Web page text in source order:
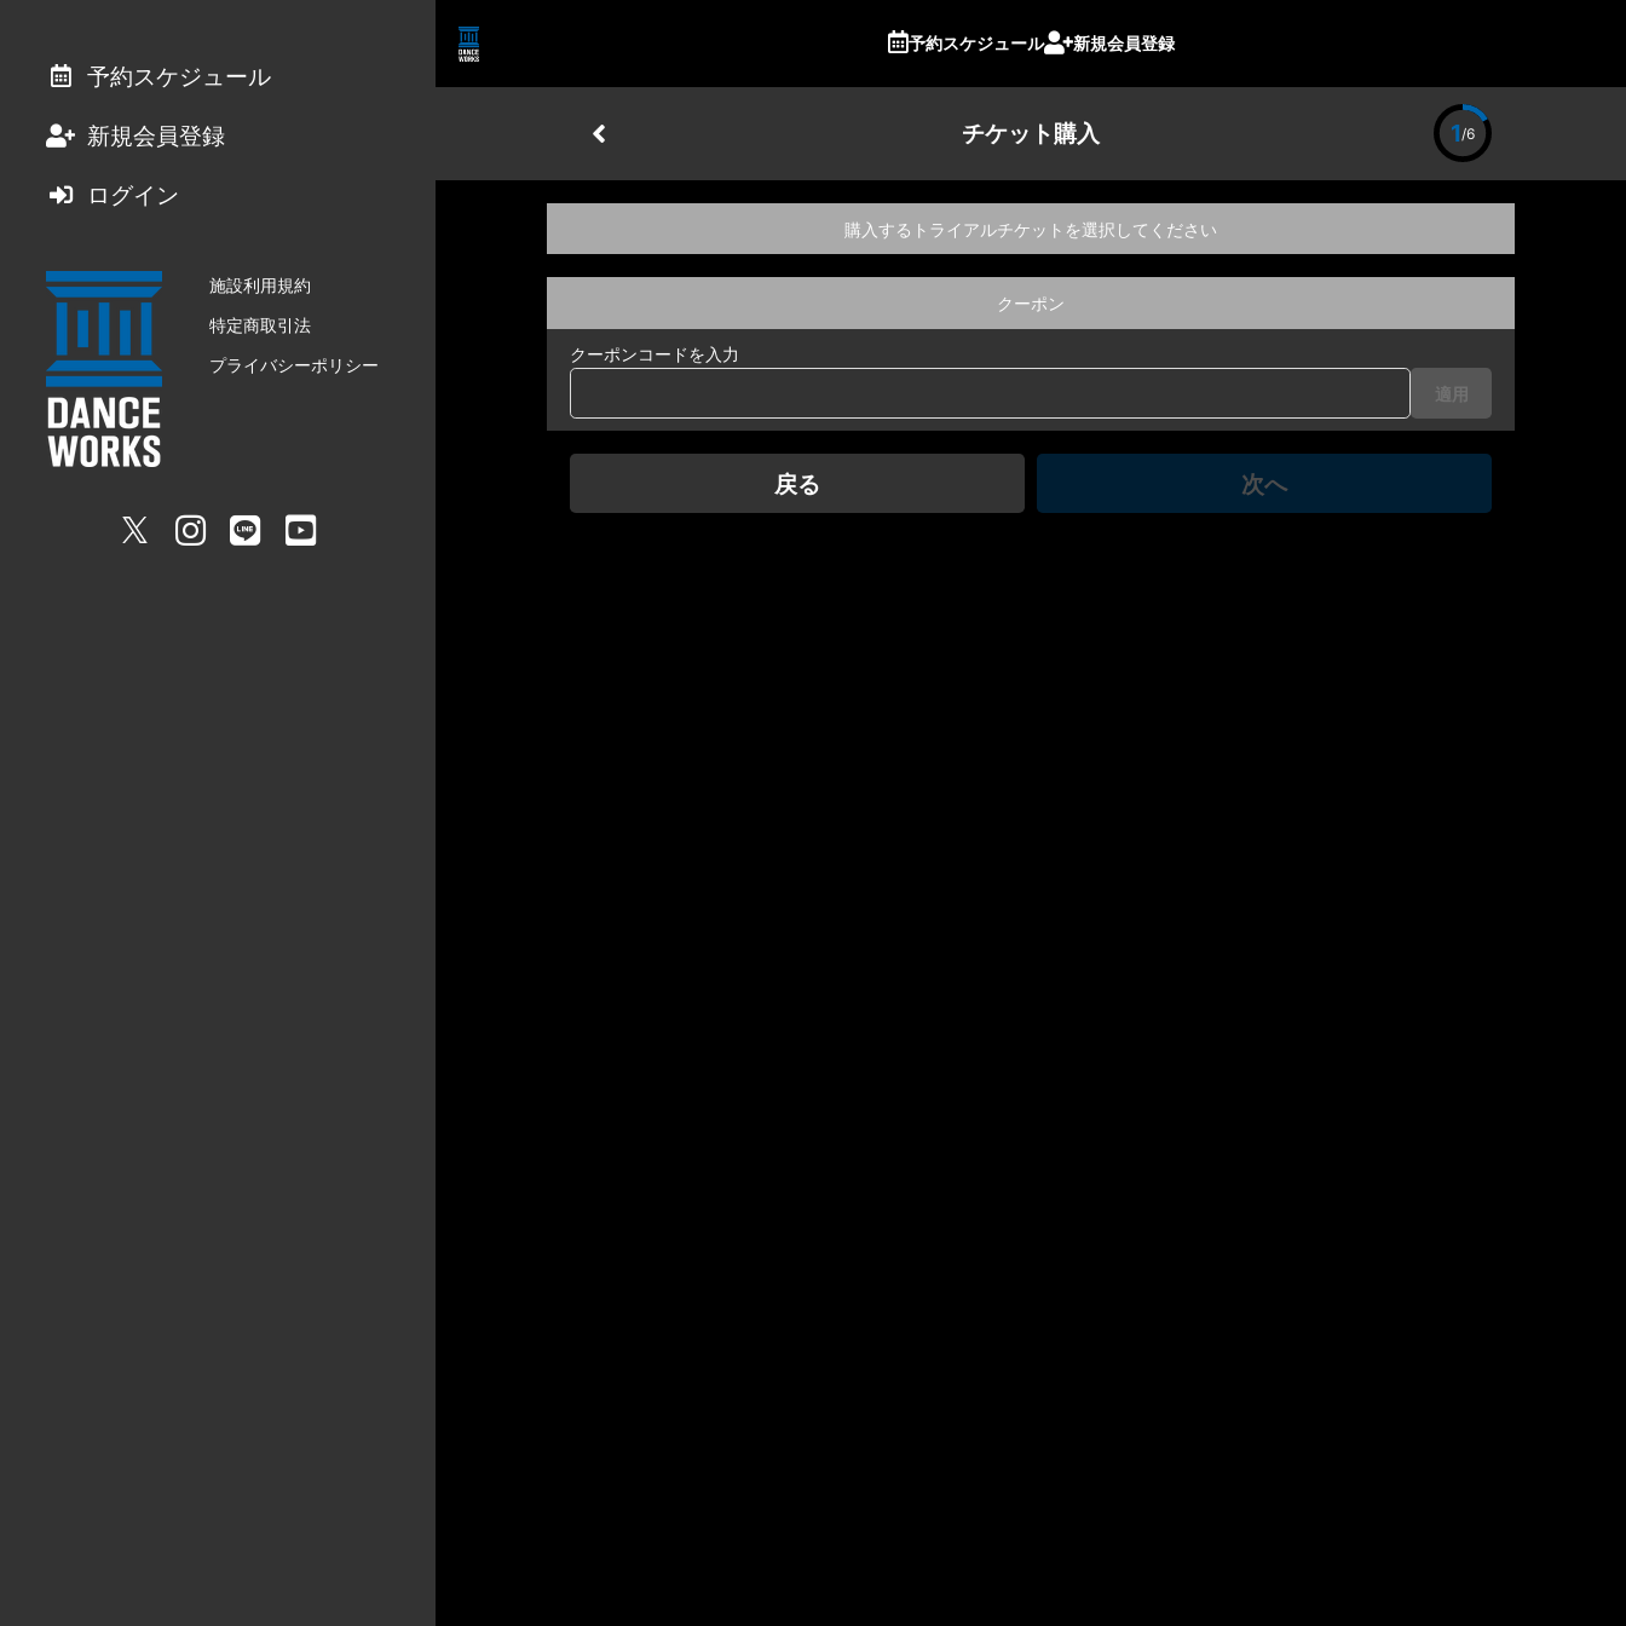
予約スケジュール 新規会員登録
チケット購入 1/6
購入するトライアルチケットを選択してください
クーポン
クーポンコードを入力
適用
次へ
戻る
予約スケジュール
新規会員登録
ログイン
施設利用規約
特定商取引法
プライバシーポリシー